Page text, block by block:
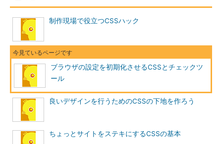
制作現場で役立つCSSハック
ブラウザの設定を初期化させるCSSとチェックツ
ール
良いデザインを行うためのCSSの下地を作ろう
ちょっとサイトをステキにするCSSの基本